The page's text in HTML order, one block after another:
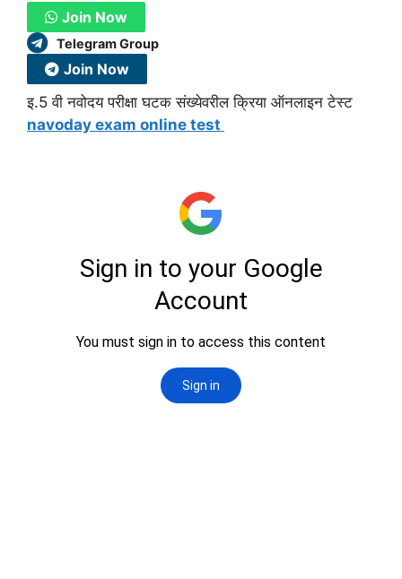
Join Now
Telegram Group
Join Now
इ.5 वी नवोदय परीक्षा घटक संख्येवरील क्रिया ऑनलाइन टेस्ट
navoday exam online test